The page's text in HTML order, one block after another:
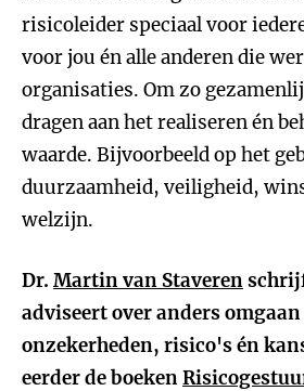
risicoleider speciaal voor
voor jou én alle anderen die
organisaties. Om zo
dragen aan het realiseren én
waarde. Bijvoorbeeld op het
duurzaamheid, veiligheid,
welzijn.
Dr. Martin van Staveren
adviseert over anders
onzekerheden, risico's én
eerder de boeken